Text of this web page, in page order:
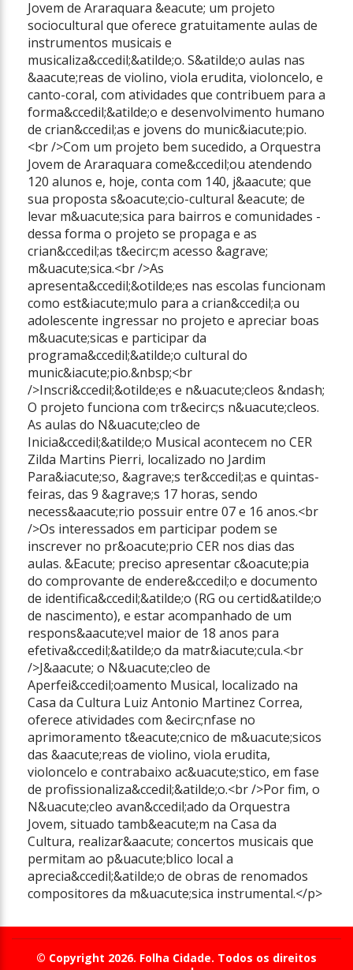
Jovem de Araraquara &eacute; um projeto
sociocultural que oferece gratuitamente aulas de
instrumentos musicais e
musicaliza&ccedil;&atilde;o. S&atilde;o aulas nas
&aacute;reas de violino, viola erudita, violoncelo, e
canto-coral, com atividades que contribuem para a
forma&ccedil;&atilde;o e desenvolvimento humano
de crian&ccedil;as e jovens do munic&iacute;pio.
<br />Com um projeto bem sucedido, a Orquestra
Jovem de Araraquara come&ccedil;ou atendendo
120 alunos e, hoje, conta com 140, j&aacute; que
sua proposta s&oacute;cio-cultural &eacute; de
levar m&uacute;sica para bairros e comunidades -
dessa forma o projeto se propaga e as
crian&ccedil;as t&ecirc;m acesso &agrave;
m&uacute;sica.<br />As
apresenta&ccedil;&otilde;es nas escolas funcionam
como est&iacute;mulo para a crian&ccedil;a ou
adolescente ingressar no projeto e apreciar boas
m&uacute;sicas e participar da
programa&ccedil;&atilde;o cultural do
munic&iacute;pio.&nbsp;<br
/>Inscri&ccedil;&otilde;es e n&uacute;cleos &ndash;
O projeto funciona com tr&ecirc;s n&uacute;cleos.
As aulas do N&uacute;cleo de
Inicia&ccedil;&atilde;o Musical acontecem no CER
Zilda Martins Pierri, localizado no Jardim
Para&iacute;so, &agrave;s ter&ccedil;as e quintas-
feiras, das 9 &agrave;s 17 horas, sendo
necess&aacute;rio possuir entre 07 e 16 anos.<br
/>Os interessados em participar podem se
inscrever no pr&oacute;prio CER nos dias das
aulas. &Eacute; preciso apresentar c&oacute;pia
do comprovante de endere&ccedil;o e documento
de identifica&ccedil;&atilde;o (RG ou certid&atilde;o
de nascimento), e estar acompanhado de um
respons&aacute;vel maior de 18 anos para
efetiva&ccedil;&atilde;o da matr&iacute;cula.<br
/>J&aacute; o N&uacute;cleo de
Aperfei&ccedil;oamento Musical, localizado na
Casa da Cultura Luiz Antonio Martinez Correa,
oferece atividades com &ecirc;nfase no
aprimoramento t&eacute;cnico de m&uacute;sicos
das &aacute;reas de violino, viola erudita,
violoncelo e contrabaixo ac&uacute;stico, em fase
de profissionaliza&ccedil;&atilde;o.<br />Por fim, o
N&uacute;cleo avan&ccedil;ado da Orquestra
Jovem, situado tamb&eacute;m na Casa da
Cultura, realizar&aacute; concertos musicais que
permitam ao p&uacute;blico local a
aprecia&ccedil;&atilde;o de obras de renomados
compositores da m&uacute;sica instrumental.</p>
© Copyright 2026. Folha Cidade. Todos os direitos